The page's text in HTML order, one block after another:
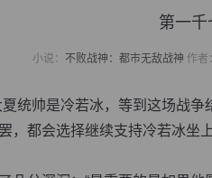
第一千
小说： 不败战神：都市无敌战神 作者
帅是冷若冰，等到这场战争
，都会选择继续支持冷若冰坐